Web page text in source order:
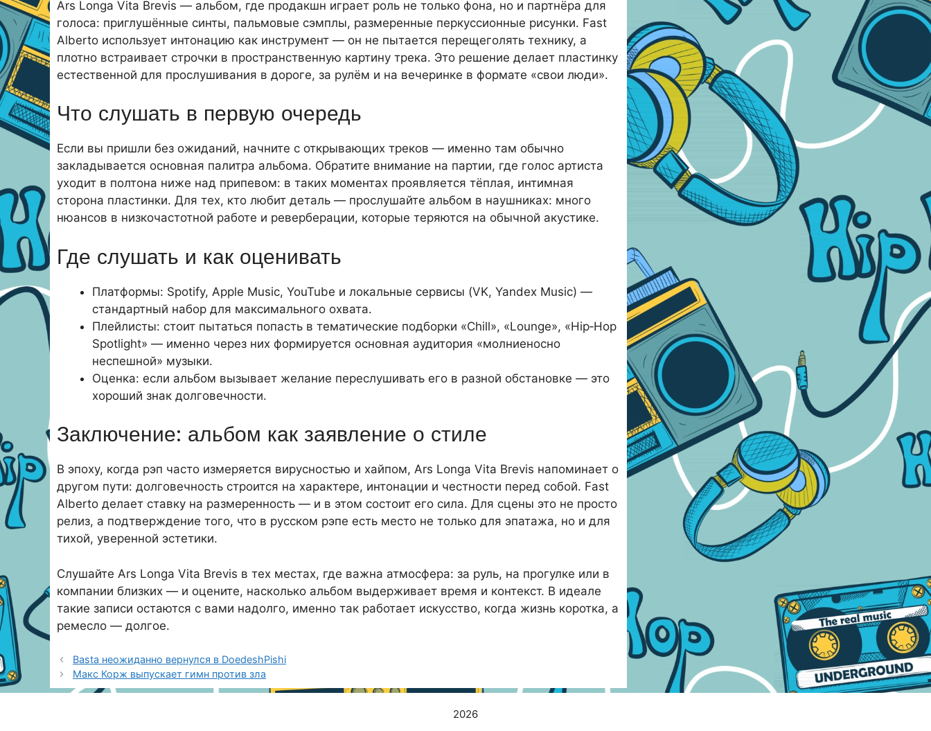
Ars Longa Vita Brevis — альбом, где продакшн играет роль не только фона, но и партнёра для
голоса: приглушённые синты, пальмовые сэмплы, размеренные перкуссионные рисунки. Fast
Alberto использует интонацию как инструмент — он не пытается перещеголять технику, а
плотно встраивает строчки в пространственную картину трека. Это решение делает пластинку
естественной для прослушивания в дороге, за рулём и на вечеринке в формате «свои люди».
Что слушать в первую очередь
Если вы пришли без ожиданий, начните с открывающих треков — именно там обычно
закладывается основная палитра альбома. Обратите внимание на партии, где голос артиста
уходит в полтона ниже над припевом: в таких моментах проявляется тёплая, интимная
сторона пластинки. Для тех, кто любит деталь — прослушайте альбом в наушниках: много
нюансов в низкочастотной работе и реверберации, которые теряются на обычной акустике.
Где слушать и как оценивать
Платформы: Spotify, Apple Music, YouTube и локальные сервисы (VK, Yandex Music) —
стандартный набор для максимального охвата.
Плейлисты: стоит пытаться попасть в тематические подборки «Chill», «Lounge», «Hip‑Hop
Spotlight» — именно через них формируется основная аудитория «молниеносно
неспешной» музыки.
Оценка: если альбом вызывает желание переслушивать его в разной обстановке — это
хороший знак долговечности.
Заключение: альбом как заявление о стиле
В эпоху, когда рэп часто измеряется вирусностью и хайпом, Ars Longa Vita Brevis напоминает о
другом пути: долговечность строится на характере, интонации и честности перед собой. Fast
Alberto делает ставку на размеренность — и в этом состоит его сила. Для сцены это не просто
релиз, а подтверждение того, что в русском рэпе есть место не только для эпатажа, но и для
тихой, уверенной эстетики.
Слушайте Ars Longa Vita Brevis в тех местах, где важна атмосфера: за руль, на прогулке или в
компании близких — и оцените, насколько альбом выдерживает время и контекст. В идеале
такие записи остаются с вами надолго, именно так работает искусство, когда жизнь коротка, а
ремесло — долгое.
Basta неожиданно вернулся в DoedeshPishi
Макс Корж выпускает гимн против зла
2026